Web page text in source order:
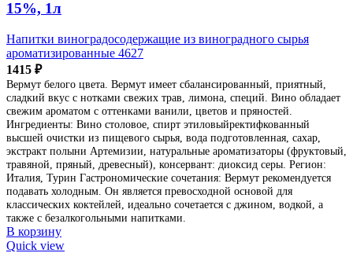
15%, 1л
Напитки виноградосодержащие из виноградного сырья
ароматизированные 4627
1415 ₽
Вермут белого цвета. Вермут имеет сбалансированный, приятный,
сладкий вкус с нотками свежих трав, лимона, специй. Вино обладает
свежим ароматом с оттенками ванили, цветов и пряностей.
Ингредиенты: Вино столовое, спирт этиловыйректифкованный
высшей очистки из пищевого сырья, вода подготовленная, сахар,
экстракт полыни Артемизии, натуральные ароматизаторы (фруктовый,
травяной, пряный, древесный), консервант: диоксид серы. Регион:
Италия, Турин Гастрономические сочетания: Вермут рекомендуется
подавать холодным. Он является превосходной основой для
классических коктейлей, идеально сочетается с джином, водкой, а
также с безалкогольными напитками.
В корзину
Quick view